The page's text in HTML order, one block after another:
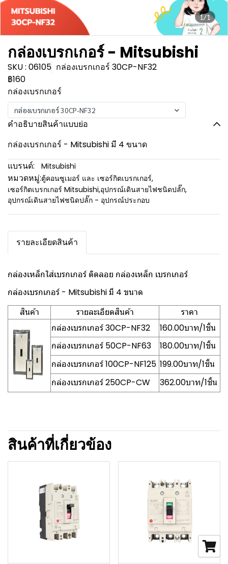
1/1
กล่องเบรกเกอร์ - Mitsubishi
SKU : 06105 กล่องเบรกเกอร์ 30CP-NF32
฿160
กล่องเบรกเกอร์
กล่องเบรกเกอร์ 30CP-NF32
คำอธิบายสินค้าแบบย่อ
กล่องเบรกเกอร์ - Mitsubishi มี 4 ขนาด
แบรนด์:
Mitsubishi
หมวดหมู่:ตู้คอนซูเมอร์ และ เซอร์กิตเบรกเกอร์,
เซอร์กิตเบรกเกอร์ Mitsubishi,อุปกรณ์เดินสายไฟชนิดปลั๊ก,
อุปกรณ์เดินสายไฟชนิดปลั๊ก - อุปกรณ์ประกอบ
รายละเอียดสินค้า
กล่องเหล็กใส่เบรกเกอร์ ติดลอย กล่องเหล็ก เบรกเกอร์
กล่องเบรกเกอร์ - Mitsubishi มี 4 ขนาด
สินค้า
รายละเอียดสินค้า
ราคา
กล่องเบรกเกอร์ 30CP-NF32
160.00บาท/1ชิ้น
กล่องเบรกเกอร์ 50CP-NF63
180.00บาท/1ชิ้น
กล่องเบรกเกอร์ 100CP-NF125 199.00บาท/1ชิ้น
กล่องเบรกเกอร์ 250CP-CW
362.00บาท/1ชิ้น
สินค้าที่เกี่ยวข้อง